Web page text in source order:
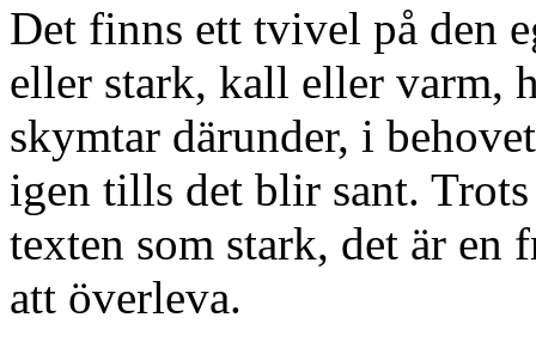
Det finns ett tvivel på den
eller stark, kall eller varm,
skymtar därunder, i
igen tills det blir sant.
texten som stark, det är
att överleva.